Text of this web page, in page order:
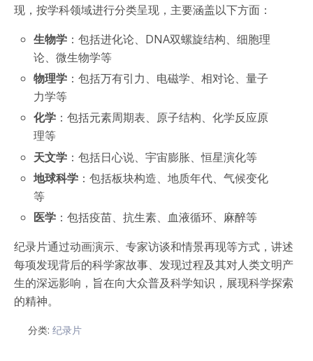
现，按学科领域进行分类呈现，主要涵盖以下方面：
生物学 ：包括进化论、DNA双螺旋结构、细胞理
论、微生物学等
物理学 ：包括万有引力、电磁学、相对论、量子
力学等
化学 ：包括元素周期表、原子结构、化学反应原
理等
天文学 ：包括日心说、宇宙膨胀、恒星演化等
地球科学 ：包括板块构造、地质年代、气候变化
等
医学 ：包括疫苗、抗生素、血液循环、麻醉等
纪录片通过动画演示、专家访谈和情景再现等方式，讲述
每项发现背后的科学家故事、发现过程及其对人类文明产
生的深远影响，旨在向大众普及科学知识，展现科学探索
的精神。
分类: 纪录片